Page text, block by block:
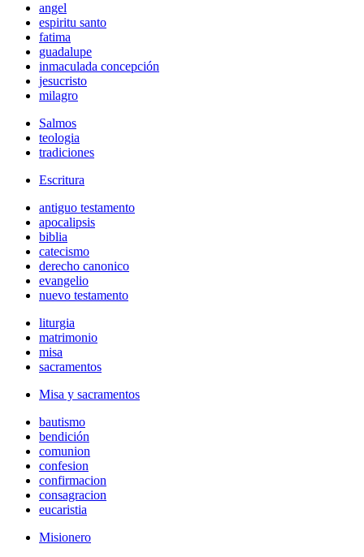
angel
espiritu santo
fatima
guadalupe
inmaculada concepción
jesucristo
milagro
Salmos
teologia
tradiciones
Escritura
antiguo testamento
apocalipsis
biblia
catecismo
derecho canonico
evangelio
nuevo testamento
liturgia
matrimonio
misa
sacramentos
Misa y sacramentos
bautismo
bendición
comunion
confesion
confirmacion
consagracion
eucaristia
Misionero